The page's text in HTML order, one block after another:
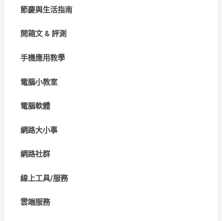
節慶與生活指南
開箱文 & 評測
手機應用教學
電腦小教室
電腦軟體
網路大小事
網路社群
線上工具/服務
雲端服務